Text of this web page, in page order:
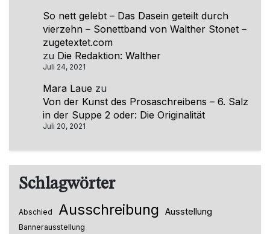
So nett gelebt – Das Dasein geteilt durch
vierzehn – Sonettband von Walther Stonet –
zugetextet.com
zu Die Redaktion: Walther
Juli 24, 2021
Mara Laue zu
Von der Kunst des Prosaschreibens – 6. Salz
in der Suppe 2 oder: Die Originalität
Juli 20, 2021
Schlagwörter
Abschied Ausschreibung Ausstellung
Bannerausstellung